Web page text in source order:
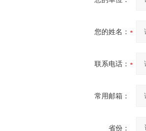
您的姓名：
联系电话：
常用邮箱：
省份：